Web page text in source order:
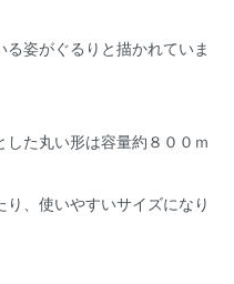
姿がぐるりと描かれていま
た丸い形は容量約８００ｍ
、使いやすいサイズになり